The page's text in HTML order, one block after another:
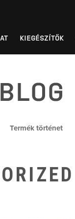
KIEGÉSZÍTŐK
Termék történet